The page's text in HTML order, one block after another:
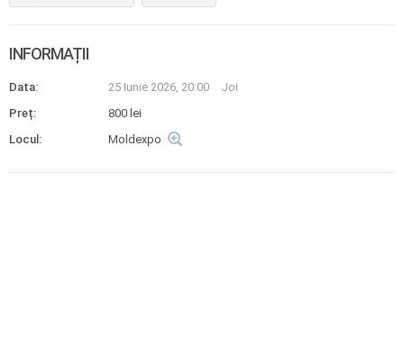
INFORMAȚII
Data: 25 Iunie 2026, 20:00
Joi
Preț:
800 lei
Locul:
Moldexpo